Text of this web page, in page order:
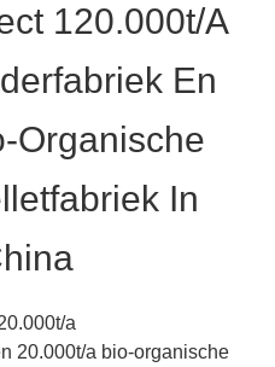
120.000t/a
En
Organische
In
a
20.000t/a bio-organische